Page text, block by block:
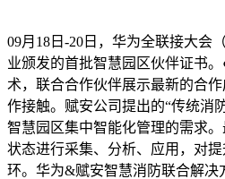
09月18日-20日，华为全联接大会
业颁发的首批智慧园区伙伴证书
术，联合合作伙伴展示最新的
作接触。赋安公司提出的“传统消
智慧园区集中智能化管理的需求
状态进行采集、分析、应用，对
环。华为&赋安智慧消防联合解决